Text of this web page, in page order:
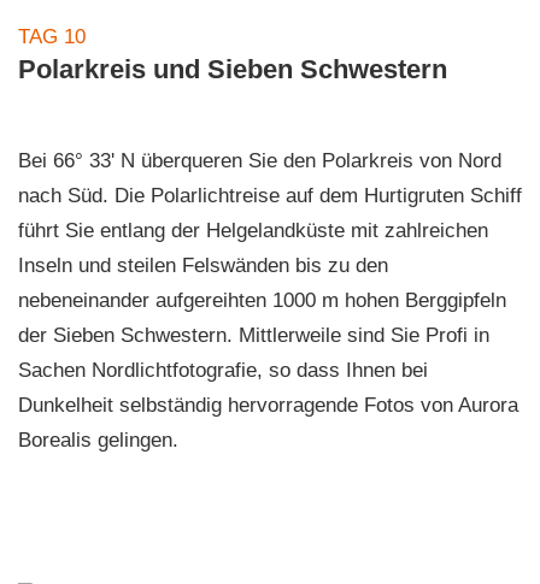
TAG 10
Polarkreis und Sieben Schwestern
Bei 66° 33' N überqueren Sie den Polarkreis von Nord
nach Süd. Die Polarlichtreise auf dem Hurtigruten Schiff
führt Sie entlang der Helgelandküste mit zahlreichen
Inseln und steilen Felswänden bis zu den
nebeneinander aufgereihten 1000 m hohen Berggipfeln
der Sieben Schwestern. Mittlerweile sind Sie Profi in
Sachen Nordlichtfotografie, so dass Ihnen bei
Dunkelheit selbständig hervorragende Fotos von Aurora
Borealis gelingen.